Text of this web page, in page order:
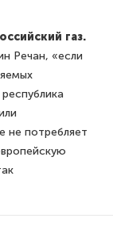
газ.
Речан, «если
не потребляет